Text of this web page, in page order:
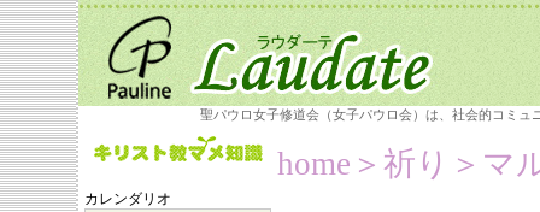
聖パウロ女子修道会（女子パウロ会）は、社会的コミ
カレンダリオ
home ＞祈り＞ マ